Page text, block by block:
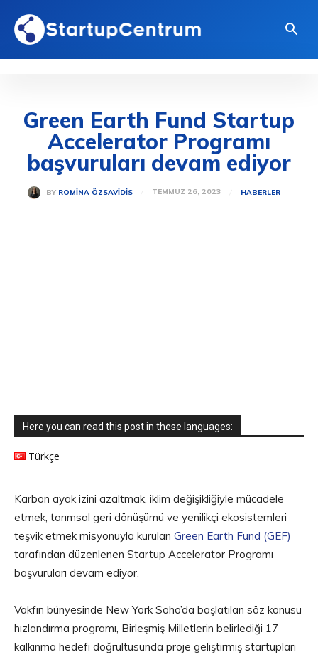
Green Earth Fund Startup
Accelerator Programı
başvuruları devam ediyor
BY ROMINA ÖZSAVIDIS TEMMUZ 26, 2023 HABERLER
Here you can read this post in these languages:
Türkçe
Karbon ayak izini azaltmak, iklim değişikliğiyle mücadele
etmek, tarımsal geri dönüşümü ve yenilikçi ekosistemleri
teşvik etmek misyonuyla kurulan Green Earth Fund (GEF)
tarafından düzenlenen Startup Accelerator Programı
başvuruları devam ediyor.
Vakfın bünyesinde New York Soho’da başlatılan söz konusu
hızlandırma programı, Birleşmiş Milletlerin belirlediği 17
kalkınma hedefi doğrultusunda proje geliştirmiş startupları